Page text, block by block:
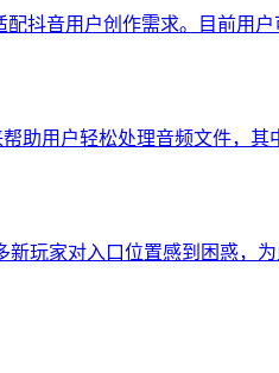
抖音用户创作需求。目前用
助用户轻松处理音频文件，
玩家对入口位置感到困惑，